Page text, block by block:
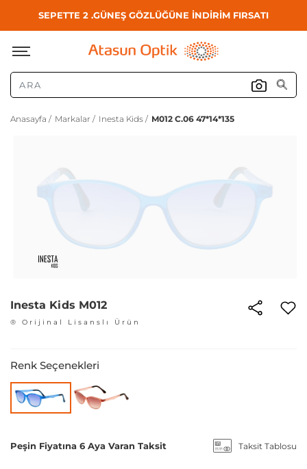
SEPETTE 2 .GÜNEŞ GÖZLÜĞÜNE İNDİRİM FIRSATI
Anasayfa / Markalar / Inesta Kids / M012 C.06 47*14*135
Inesta Kids M012
® Orijinal Lisanslı Ürün
Renk Seçenekleri
Peşin Fiyatına 6 Aya Varan Taksit Taksit Tablosu